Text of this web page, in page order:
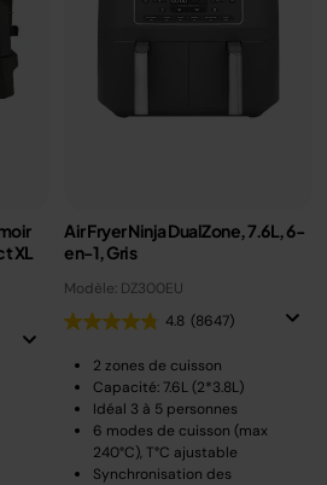
XL
Air Fryer Ninja DualZone, 7.6L, 6-
en-1, Gris
Modèle: DZ300EU
4.8 (8647)
2 zones de cuisson
Capacité: 7.6L (2*3.8L)
Idéal 3 à 5 personnes
6 modes de cuisson (max
240°C), T°C ajustable
Synchronisation des